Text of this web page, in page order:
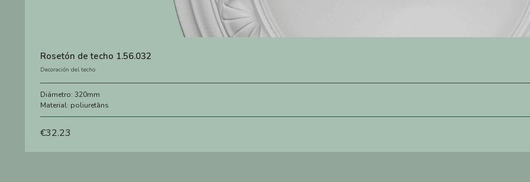
Rosetón de techo 1.56.032
Decoración del techo
Diámetro: 320mm
Material: poliuretāns
€32.23